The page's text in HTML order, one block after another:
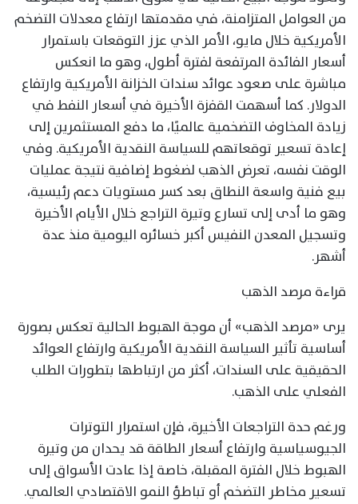
من العوامل المتزامنة، في مقدمتها ارتفاع معدلات التضخم
الأمريكية خلال مايو، الأمر الذي عزز التوقعات باستمرار
أسعار الفائدة المرتفعة لفترة أطول، وهو ما انعكس
مباشرة على صعود عوائد سندات الخزانة الأمريكية وارتفاع
الدولار. كما أسهمت القفزة الأخيرة في أسعار النفط في
زيادة المخاوف التضخمية عالميًا، ما دفع المستثمرين إلى
إعادة تسعير توقعاتهم للسياسة النقدية الأمريكية. وفي
الوقت نفسه، تعرض الذهب لضغوط إضافية نتيجة عمليات
بيع فنية واسعة النطاق بعد كسر مستويات دعم رئيسية،
وهو ما أدى إلى تسارع وتيرة التراجع خلال الأيام الأخيرة
وتسجيل المعدن النفيس أكبر خسائره اليومية منذ عدة
أشهر.
قراءة مرصد الذهب
يرى «مرصد الذهب» أن موجة الهبوط الحالية تعكس بصورة
أساسية تأثير السياسة النقدية الأمريكية وارتفاع العوائد
الحقيقية على السندات، أكثر من ارتباطها بتطورات الطلب
الفعلي على الذهب.
ورغم حدة التراجعات الأخيرة، فإن استمرار التوترات
الجيوسياسية وارتفاع أسعار الطاقة قد يحدان من وتيرة
الهبوط خلال الفترة المقبلة، خاصة إذا عادت الأسواق إلى
تسعير مخاطر التضخم أو تباطؤ النمو الاقتصادي العالمي.